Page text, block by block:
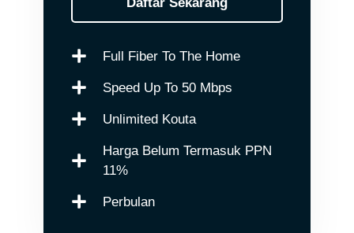
Full Fiber To The Home
Speed Up To 50 Mbps
Unlimited Kouta
Harga Belum Termasuk PPN
11%
Perbulan